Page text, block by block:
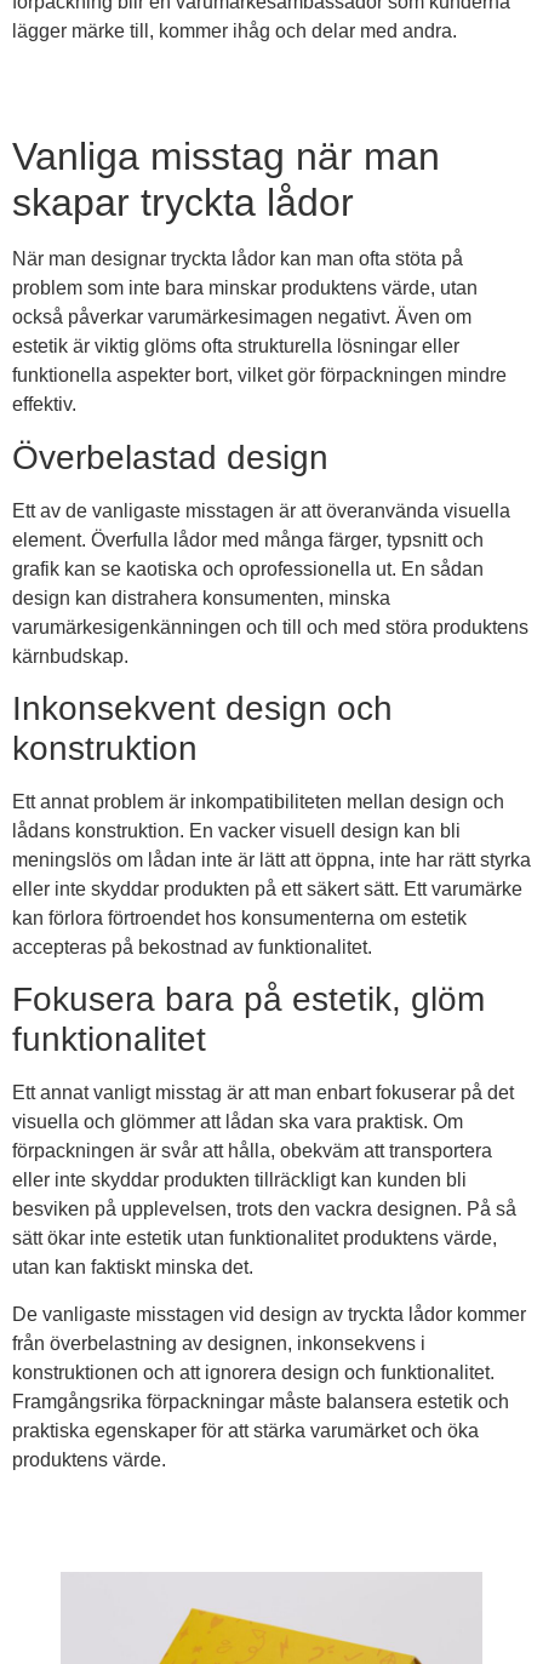
lägger märke till, kommer ihåg och delar med andra.
Vanliga misstag när man
skapar tryckta lådor
När man designar tryckta lådor kan man ofta stöta på
problem som inte bara minskar produktens värde, utan
också påverkar varumärkesimagen negativt. Även om
estetik är viktig glöms ofta strukturella lösningar eller
funktionella aspekter bort, vilket gör förpackningen mindre
effektiv.
Överbelastad design
Ett av de vanligaste misstagen är att överanvända visuella
element. Överfulla lådor med många färger, typsnitt och
grafik kan se kaotiska och oprofessionella ut. En sådan
design kan distrahera konsumenten, minska
varumärkesigenkänningen och till och med störa produktens
kärnbudskap.
Inkonsekvent design och
konstruktion
Ett annat problem är inkompatibiliteten mellan design och
lådans konstruktion. En vacker visuell design kan bli
meningslös om lådan inte är lätt att öppna, inte har rätt styrka
eller inte skyddar produkten på ett säkert sätt. Ett varumärke
kan förlora förtroendet hos konsumenterna om estetik
accepteras på bekostnad av funktionalitet.
Fokusera bara på estetik, glöm
funktionalitet
Ett annat vanligt misstag är att man enbart fokuserar på det
visuella och glömmer att lådan ska vara praktisk. Om
förpackningen är svår att hålla, obekväm att transportera
eller inte skyddar produkten tillräckligt kan kunden bli
besviken på upplevelsen, trots den vackra designen. På så
sätt ökar inte estetik utan funktionalitet produktens värde,
utan kan faktiskt minska det.
De vanligaste misstagen vid design av tryckta lådor kommer
från överbelastning av designen, inkonsekvens i
konstruktionen och att ignorera design och funktionalitet.
Framgångsrika förpackningar måste balansera estetik och
praktiska egenskaper för att stärka varumärket och öka
produktens värde.